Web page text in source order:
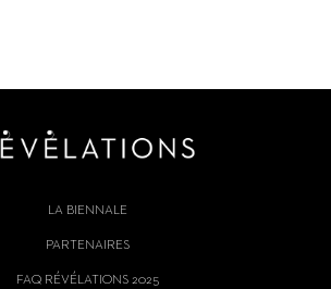
LA BIENNALE
PARTENAIRES
FAQ RÉVÉLATIONS 2025